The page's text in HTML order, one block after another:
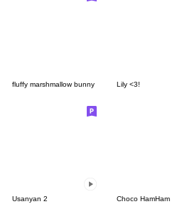
fluffy marshmallow bunny Lily <3!
Usanyan 2 Choco HamHam